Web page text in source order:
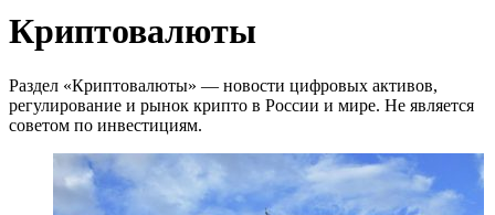
Криптовалюты
Раздел «Криптовалюты» — новости цифровых активов,
регулирование и рынок крипто в России и мире. Не является
советом по инвестициям.